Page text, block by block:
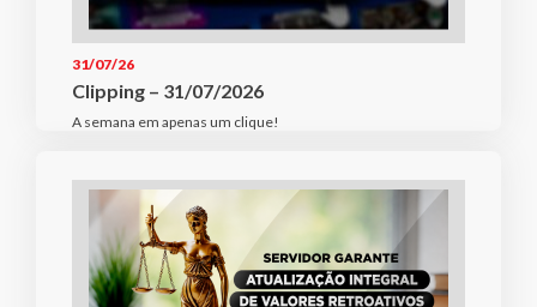
31/07/26
Clipping – 31/07/2026
A semana em apenas um clique!